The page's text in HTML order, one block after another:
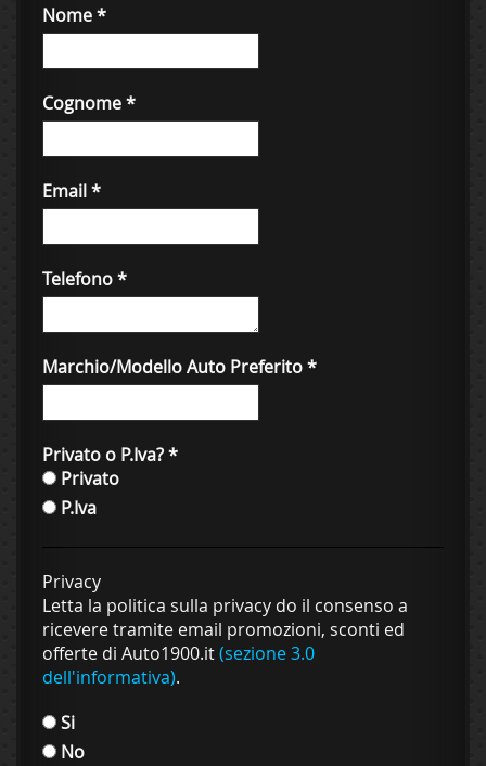
Nome*
Cognome*
Email*
Telefono*
Marchio/Modello Auto Preferito*
Privato o P.Iva?*
Privato
P.Iva
Privacy
Letta la politica sulla privacy do il consenso a
ricevere tramite email promozioni, sconti ed
offerte di Auto1900.it(sezione 3.0
dell'informativa).
Si
No